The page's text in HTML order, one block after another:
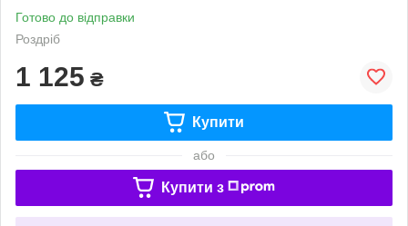
Готово до відправки
Роздріб
1 125 ₴
Купити
або
Купити з